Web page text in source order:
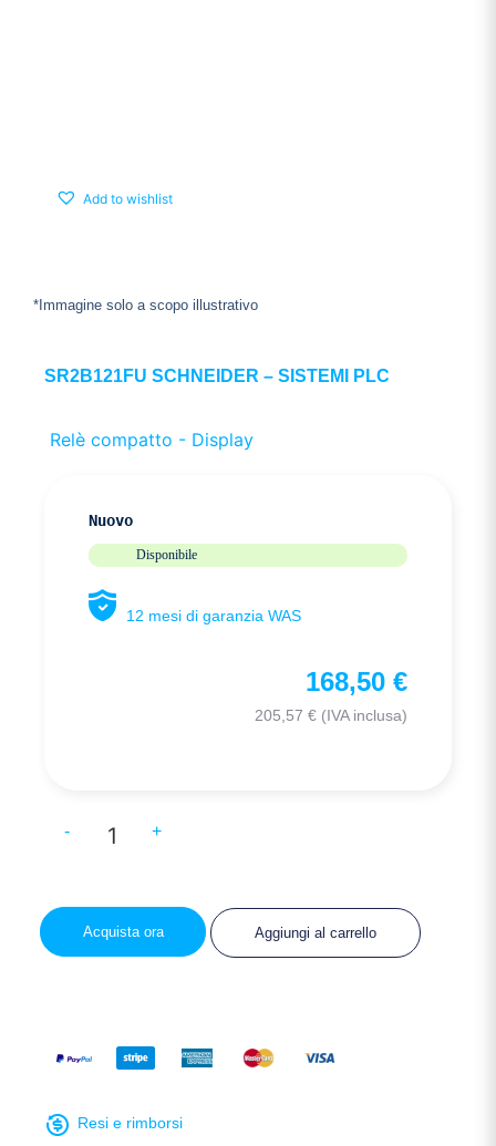
Add to wishlist
*Immagine solo a scopo illustrativo
SR2B121FU SCHNEIDER – SISTEMI PLC
Relè compatto - Display
Nuovo
Disponibile
12 mesi di garanzia WAS
168,50 €
205,57 € (IVA inclusa)
- +
Aggiungi al carrello
Acquista ora
Resi e rimborsi